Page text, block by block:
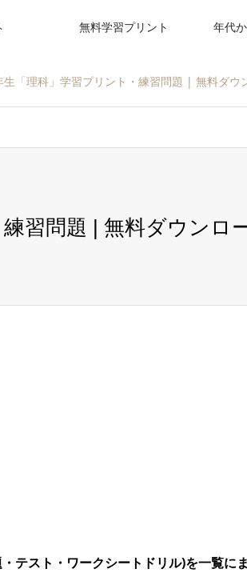
無料学習プリント 年代
生「理科」学習プリント・練習問題 | 無料ダウ
習問題 | 無料ダウンロ
テスト・ワークシートドリル)を一覧に